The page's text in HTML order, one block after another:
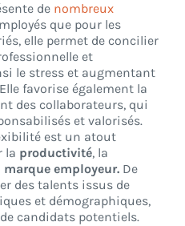
de nombreux
que pour les
elle permet de concilier
et
le stress et augmentant
favorise également la
des collaborateurs, qui
et valorisés.
est un atout
la productivité, la
marque employeur. De
des talents issus de
et démographiques,
candidats potentiels.